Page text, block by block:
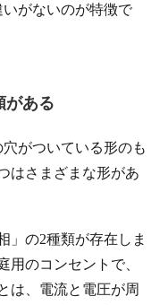
がないのが特徴で
がある
がついている形のも
はさまざまな形があ
」の2種類が存在しま
用のコンセントで、
は、電流と電圧が周